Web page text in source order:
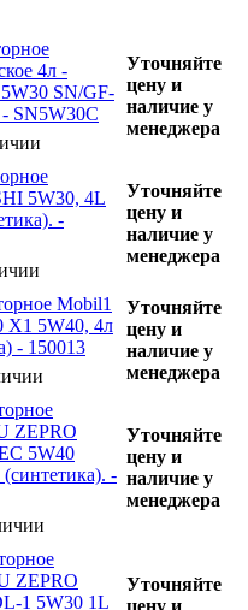
4л -
SN/GF-
SN5W30C
Уточняйте
цену и
наличие у
менеджера
5W30, 4L
-
Уточняйте
цену и
наличие у
менеджера
Mobil1
X1 5W40, 4л
- 150013
Уточняйте
цену и
наличие у
менеджера
ZEPRO
5W40
-
Уточняйте
цену и
наличие у
менеджера
ZEPRO
1 5W30 1L
Уточняйте
цену и